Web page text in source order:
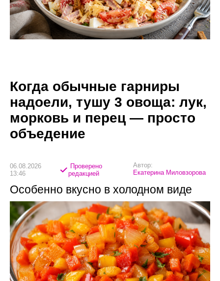
Когда обычные гарниры
надоели, тушу 3 овоща: лук,
морковь и перец — просто
объедение
06.08.2026
13:46
Проверено
редакцией
Автор:
Екатерина Миловзорова
Особенно вкусно в холодном виде